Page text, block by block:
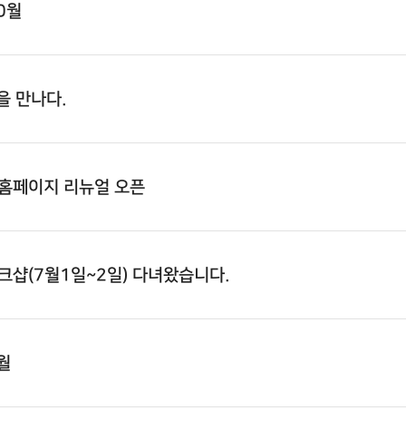
월
만나다.
페이지 리뉴얼 오픈
샵(7월1일~2일) 다녀왔습니다.